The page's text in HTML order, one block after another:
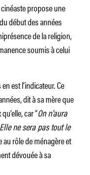
propose une
début des années
de la religion,
soumis à celui
est l’indicateur. Ce
dit à sa mère que
car “On n’aura
ne sera pas tout le
au rôle de ménagère et
dévouée à sa